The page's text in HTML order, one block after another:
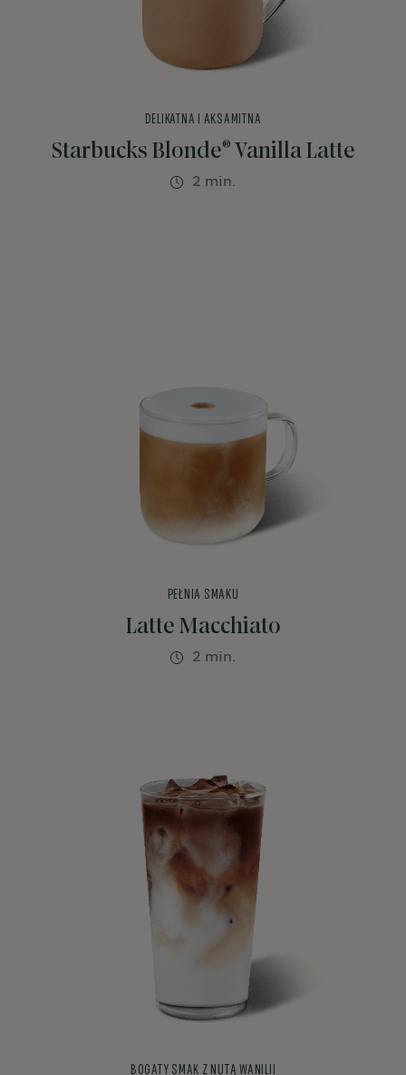
Starbucks Blonde® Vanilla Latte
DELIKATNA I AKSAMITNA
2 min.
Latte Macchiato
PEŁNIA SMAKU
2 min.
BOGATY SMAK Z NUTĄ WANILII